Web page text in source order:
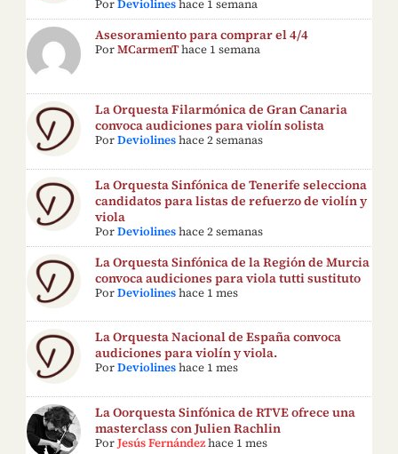
PorDeviolines hace 1 semana
Asesoramiento para comprar el 4/4
PorMCarmenThace 1 semana
La Orquesta Filarmónica de Gran Canaria
convoca audiciones para violín solista
PorDeviolines hace 2 semanas
La Orquesta Sinfónica de Tenerife selecciona
candidatos para listas de refuerzo de violín y
viola
PorDeviolines hace 2 semanas
La Orquesta Sinfónica de la Región de Murcia
convoca audiciones para viola tutti sustituto
PorDeviolines hace 1 mes
La Orquesta Nacional de España convoca
audiciones para violín y viola.
PorDeviolines hace 1 mes
La Oorquesta Sinfónica de RTVE ofrece una
masterclass con Julien Rachlin
PorJesús Fernández hace 1 mes